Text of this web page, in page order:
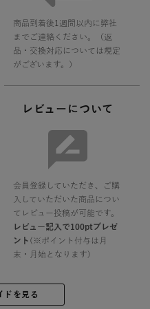
商品到着後1週間以内に弊社
までご連絡ください。（返
品・交換対応については規定
がございます。）
レビューについて
会員登録していただき、ご購
入していただいた商品につい
てレビュー投稿が可能です。
レビュー記入で100ptプレゼ
ント (※ポイント付与は月
末・月始となります)
ドを見る